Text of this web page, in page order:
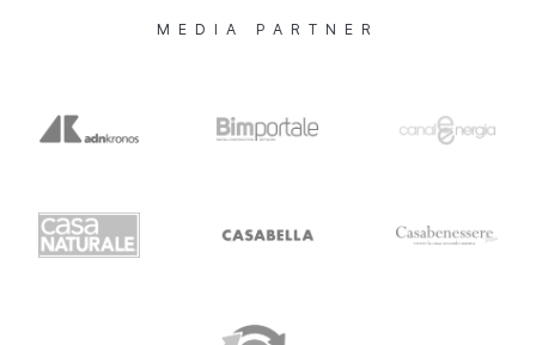
MEDIA PARTNER